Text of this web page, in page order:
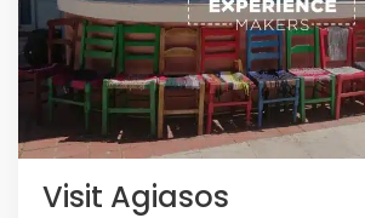
Visit Agiasos